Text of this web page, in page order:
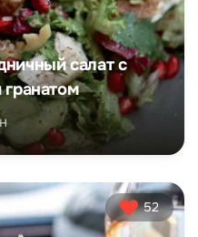
салат с
52